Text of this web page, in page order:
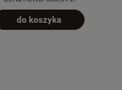
do koszyka